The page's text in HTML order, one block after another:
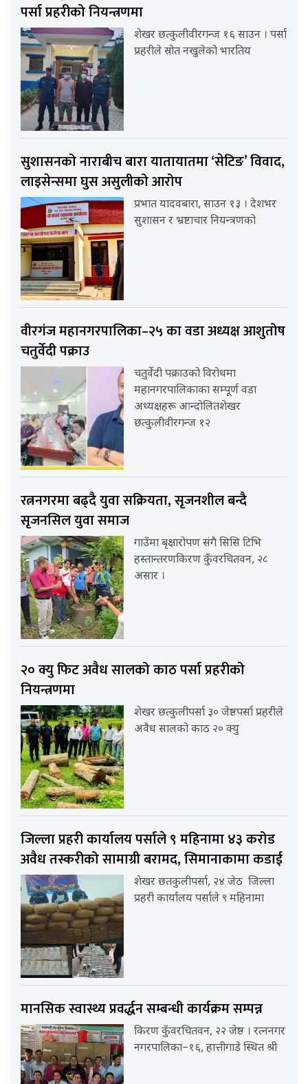
पर्सा प्रहरीको नियन्त्रणमा
शेखर छत्कुलीवीरगन्ज १६ साउन । पर्सा
प्रहरीले स्रोत नखुलेको भारतिय
सुशासनको नाराबीच बारा यातायातमा ‘सेटिङ’ विवाद,
लाइसेन्समा घुस असुलीको आरोप
प्रभात यादवबारा, साउन १३ । देशभर
सुशासन र भ्रष्टाचार नियन्त्रणको
वीरगंज महानगरपालिका–२५ का वडा अध्यक्ष आशुतोष
चतुर्वेदी पक्राउ
चतुर्वेदी पक्राउको विरोधमा
महानगरपालिकाका सम्पूर्ण वडा
अध्यक्षहरू आन्दोलितशेखर
छत्कुलीवीरगन्ज १२
रत्ननगरमा बढ्दै युवा सक्रियता, सृजनशील बन्दै
सृजनसिल युवा समाज
गाउँमा बृक्षारोपण संगै सिसि टिभि
हस्तान्तरणकिरण कुँवरचितवन, २८
असार ।
२० क्यु फिट अवैध सालको काठ पर्सा प्रहरीको
नियन्त्रणमा
शेखर छत्कुलीपर्सा ३० जेष्ठपर्सा प्रहरीले
अवैध सालको काठ २० क्यु
जिल्ला प्रहरी कार्यालय पर्साले ९ महिनामा ४३ करोड
अवैध तस्करीको सामाग्री बरामद, सिमानाकामा कडाई
शेखर छतकुलीपर्सा, २४ जेठ जिल्ला
प्रहरी कार्यालय पर्साले ९ महिनामा
मानसिक स्वास्थ्य प्रवर्द्धन सम्बन्धी कार्यक्रम सम्पन्न
किरण कुँवरचितवन, २२ जेष्ठ । रत्ननगर
नगरपालिका–१६, हात्तीगाडे स्थित श्री